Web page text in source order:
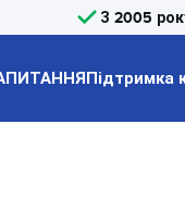
З 2005
Підтримка